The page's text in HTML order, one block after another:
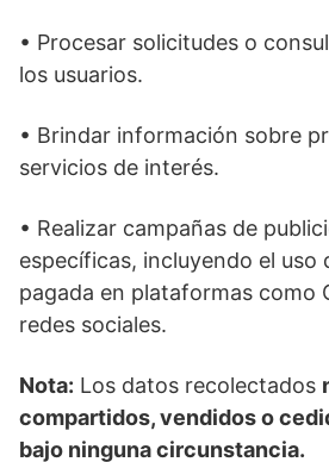
• Procesar solicitudes o
los usuarios.
• Brindar información sobre
servicios de interés.
• Realizar campañas de
específicas, incluyendo el uso
pagada en plataformas como
redes sociales.
Nota: Los datos recolectados
compartidos, vendidos o
bajo ninguna circunstancia.